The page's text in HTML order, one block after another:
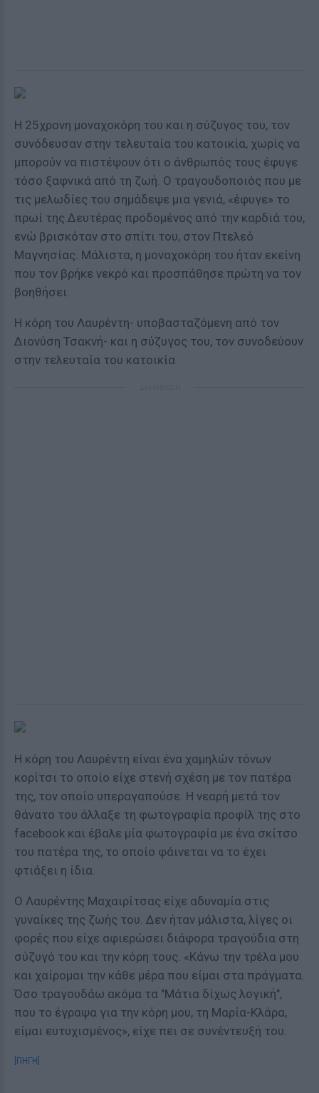
Η 25χρονη μοναχοκόρη του και η σύζυγος του, τον
συνόδευσαν στην τελευταία του κατοικία, χωρίς να
μπορούν να πιστέψουν ότι ο άνθρωπός τους έφυγε
τόσο ξαφνικά από τη ζωή. Ο τραγουδοποιός που με
τις μελωδίες του σημάδεψε μια γενιά, «έφυγε» το
πρωί της Δευτέρας προδομένος από την καρδιά του,
ενώ βρισκόταν στο σπίτι του, στον Πτελεό
Μαγνησίας. Μάλιστα, η μοναχοκόρη του ήταν εκείνη
που τον βρήκε νεκρό και προσπάθησε πρώτη να τον
βοηθήσει.
Η κόρη του Λαυρέντη- υποβασταζόμενη από τον
Διονύση Τσακνή- και η σύζυγος του, τον συνοδεύουν
στην τελευταία του κατοικία
Η κόρη του Λαυρέντη είναι ένα χαμηλών τόνων
κορίτσι το οποίο είχε στενή σχέση με τον πατέρα
της, τον οποίο υπεραγαπούσε. Η νεαρή μετά τον
θάνατο του άλλαξε τη φωτογραφία προφίλ της στο
facebook και έβαλε μία φωτογραφία με ένα σκίτσο
του πατέρα της, το οποίο φάινεται να το έχει
φτιάξει η ίδια.
Ο Λαυρέντης Μαχαιρίτσας είχε αδυναμία στις
γυναίκες της ζωής του. Δεν ήταν μάλιστα, λίγες οι
φορές που είχε αφιερώσει διάφορα τραγούδια στη
σύζυγό του και την κόρη τους. «Κάνω την τρέλα μου
και χαίρομαι την κάθε μέρα που είμαι στα πράγματα.
Όσο τραγουδάω ακόμα τα "Μάτια δίχως λογική",
που το έγραψα για την κόρη μου, τη Μαρία-Κλάρα,
είμαι ευτυχισμένος», είχε πει σε συνέντευξή του.
[ΠΗΓΗ]